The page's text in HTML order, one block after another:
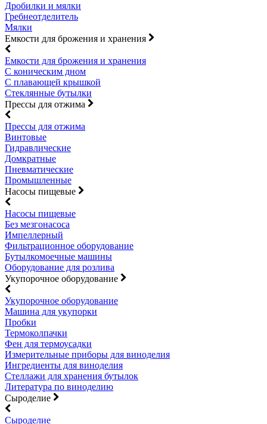
Дробилки и мялки
Гребнеотделитель
Мялки
Емкости для брожения и хранения
Емкости для брожения и хранения
С коническим дном
С плавающей крышкой
Стеклянные бутылки
Прессы для отжима
Прессы для отжима
Винтовые
Гидравлические
Домкратные
Пневматические
Промышленные
Насосы пищевые
Насосы пищевые
Без мезгонасоса
Импеллерный
Фильтрационное оборудование
Бутылкомоечные машины
Оборудование для розлива
Укупорочное оборудование
Укупорочное оборудование
Машина для укупорки
Пробки
Термоколпачки
Фен для термоусадки
Измерительные приборы для виноделия
Ингредиенты для виноделия
Стеллажи для хранения бутылок
Литература по виноделию
Сыроделие
Сыроделие